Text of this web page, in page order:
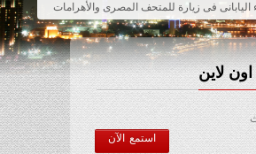
اليابانى فى زيارة للمتحف المصرى والأهرامات
اون لاين
استمع الآن